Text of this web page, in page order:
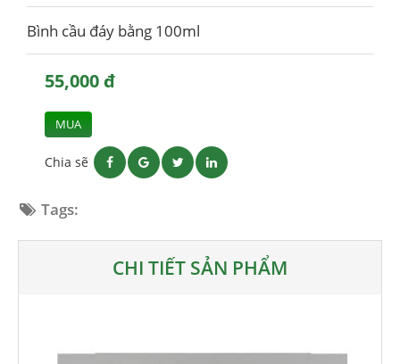
Bình cầu đáy bằng 100ml
55,000 đ
MUA
Chia sẽ
Tags:
CHI TIẾT SẢN PHẨM